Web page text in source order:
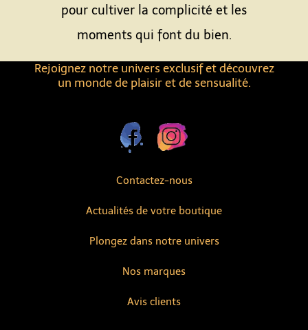
Contactez-nous
Actualités de votre boutique
Avis clients
Nos marques
Rejoignez notre univers exclusif et découvrez
un monde de plaisir et de sensualité.
Plongez dans notre univers
pour cultiver la complicité et les
moments qui font du bien.